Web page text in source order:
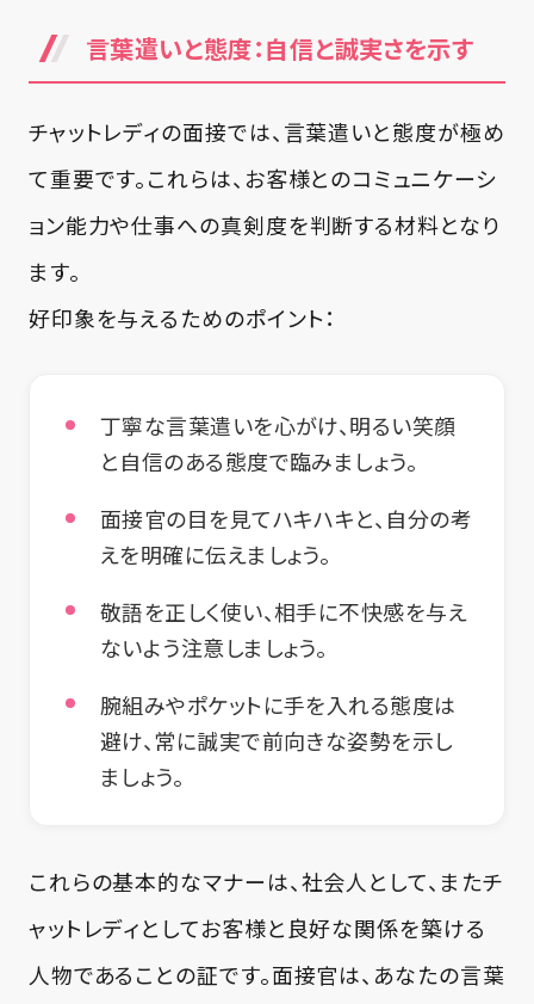
言葉遣いと態度：自信と誠実さを示す
チャットレディの面接では、言葉遣いと態度が極め
て重要です。これらは、お客様とのコミュニケーシ
ョン能力や仕事への真剣度を判断する材料となり
ます。
好印象を与えるためのポイント：
丁寧な言葉遣いを心がけ、明るい笑顔
と自信のある態度で臨みましょう。
面接官の目を見てハキハキと、自分の考
えを明確に伝えましょう。
敬語を正しく使い、相手に不快感を与え
ないよう注意しましょう。
腕組みやポケットに手を入れる態度は
避け、常に誠実で前向きな姿勢を示し
ましょう。
これらの基本的なマナーは、社会人として、またチ
ャットレディとしてお客様と良好な関係を築ける
人物であることの証です。面接官は、あなたの言葉